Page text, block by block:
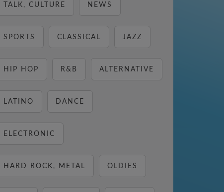
TALK, CULTURE NEWS
SPORTS CLASSICAL JAZZ
HIP HOP R&B ALTERNATIVE
LATINO DANCE
ELECTRONIC
HARD ROCK, METAL OLDIES